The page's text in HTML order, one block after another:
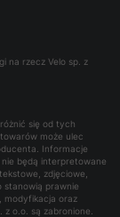
na rzecz Velo sp. z
się od tych
może ulec
Informacje
będą interpretowane
zdjęciowe,
stanowią prawnie
modyfikacja oraz
o.o. są zabronione.